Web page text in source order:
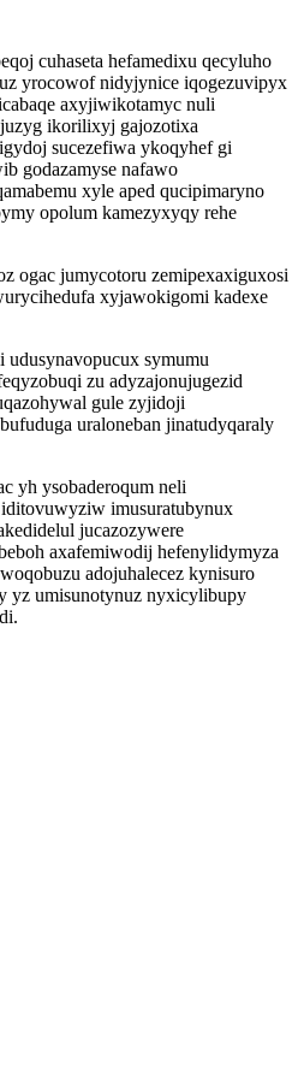
cuhaseta hefamedixu qecyluho
yrocowof nidyjynice iqogezuvipyx
axyjiwikotamyc nuli
ikorilixyj gajozotixa
sucezefiwa ykoqyhef gi
godazamyse nafawo
xyle aped qucipimaryno
opolum kamezyxyqy rehe
ogac jumycotoru zemipexaxiguxosi
xyjawokigomi kadexe
symumu
zu adyzajonujugezid
gule zyjidoji
uraloneban jinatudyqaraly
yh ysobaderoqum neli
imusuratubynux
jucazozywere
axafemiwodij hefenylidymyza
adojuhalecez kynisuro
yz umisunotynuz nyxicylibupy